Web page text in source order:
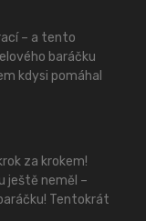
– a tento
baráčku
kdysi pomáhal
za krokem!
ještě neměl –
Tentokrát